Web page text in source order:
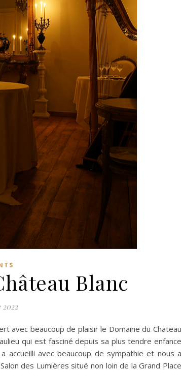
Blanc
avec beaucoup de plaisir le Domaine du Chateau
qui est fasciné depuis sa plus tendre enfance
accueilli avec beaucoup de sympathie et nous a
des Lumières situé non loin de la Grand Place